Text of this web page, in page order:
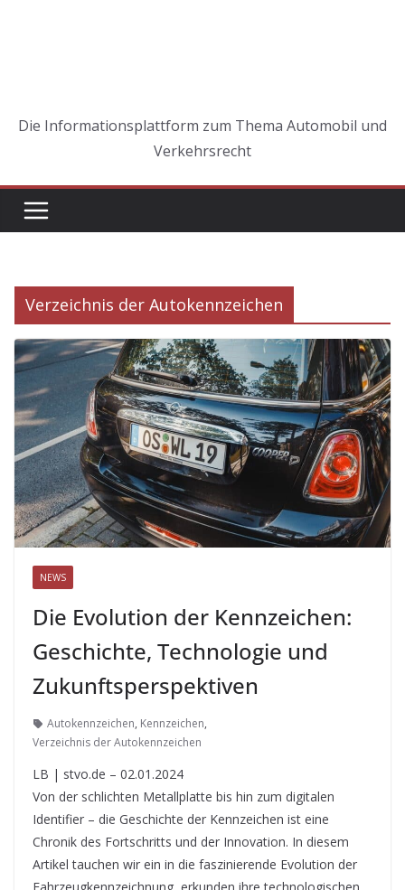
Die Informationsplattform zum Thema Automobil und
Verkehrsrecht
Verzeichnis der Autokennzeichen
NEWS
Die Evolution der Kennzeichen:
Geschichte, Technologie und
Zukunftsperspektiven
Autokennzeichen, Kennzeichen,
Verzeichnis der Autokennzeichen
LB | stvo.de – 02.01.2024
Von der schlichten Metallplatte bis hin zum digitalen
Identifier – die Geschichte der Kennzeichen ist eine
Chronik des Fortschritts und der Innovation. In diesem
Artikel tauchen wir ein in die faszinierende Evolution der